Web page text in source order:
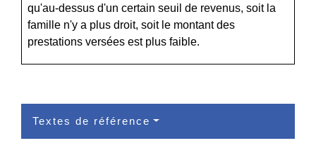
qu'au-dessus d'un certain seuil de revenus, soit la
famille n'y a plus droit, soit le montant des
prestations versées est plus faible.
Textes de référence